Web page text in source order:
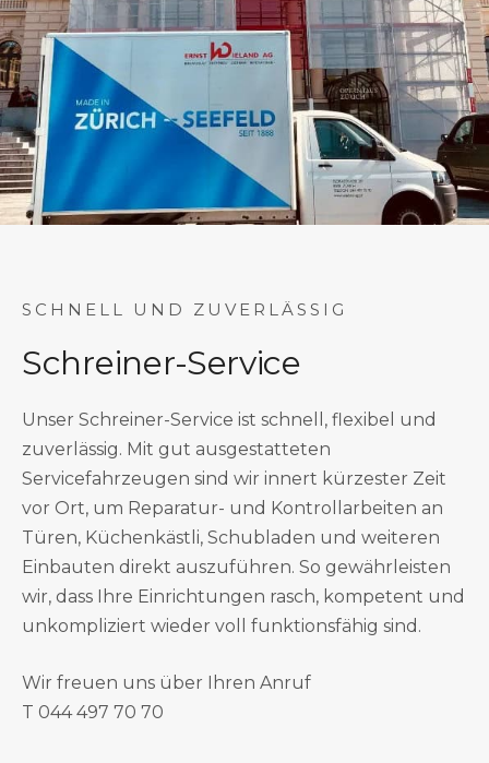
SCHNELL UND ZUVERLÄSSIG
Schreiner-Service
Unser Schreiner-Service ist schnell, flexibel und
zuverlässig. Mit gut ausgestatteten
Servicefahrzeugen sind wir innert kürzester Zeit
vor Ort, um Reparatur- und Kontrollarbeiten an
Türen, Küchenkästli, Schubladen und weiteren
Einbauten direkt auszuführen. So gewährleisten
wir, dass Ihre Einrichtungen rasch, kompetent und
unkompliziert wieder voll funktionsfähig sind.
Wir freuen uns über Ihren Anruf
T 044 497 70 70